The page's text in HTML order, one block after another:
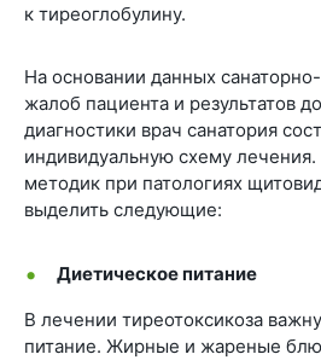
к тиреоглобулину.
На основании данных
жалоб пациента и результатов
диагностики врач санатория
индивидуальную схему
методик при патологиях
выделить следующие:
Диетическое питание
В лечении тиреотоксикоза
питание. Жирные и жареные